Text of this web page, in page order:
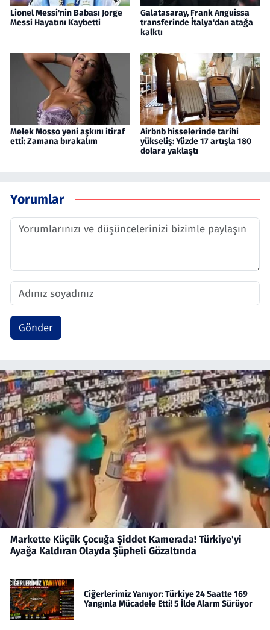
Lionel Messi'nin Babası Jorge
Messi Hayatını Kaybetti
Galatasaray, Frank Anguissa
transferinde İtalya'dan atağa
kalktı
Melek Mosso yeni aşkını itiraf
etti: Zamana bırakalım
Airbnb hisselerinde tarihi
yükseliş: Yüzde 17 artışla 180
dolara yaklaştı
Yorumlar
Gönder
Markette Küçük Çocuğa Şiddet Kamerada! Türkiye'yi
Ayağa Kaldıran Olayda Şüpheli Gözaltında
Ciğerlerimiz Yanıyor: Türkiye 24 Saatte 169
Yangınla Mücadele Etti! 5 İlde Alarm Sürüyor